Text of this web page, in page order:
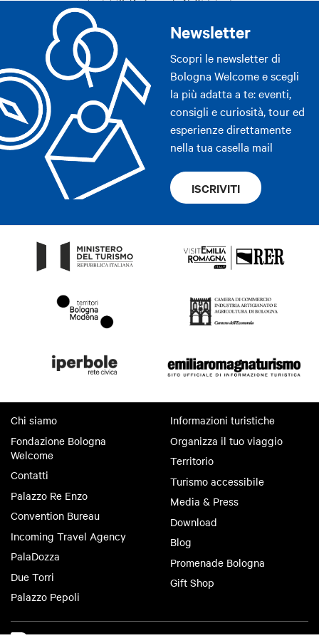
Newsletter
Scopri le newsletter di
Bologna Welcome e scegli
la più adatta a te: eventi,
consigli e curiosità, tour ed
esperienze direttamente
nella tua casella mail
ISCRIVITI
Chi siamo
Fondazione Bologna
Welcome
Contatti
Palazzo Re Enzo
Convention Bureau
Incoming Travel Agency
PalaDozza
Due Torri
Palazzo Pepoli
Informazioni turistiche
Organizza il tuo viaggio
Territorio
Turismo accessibile
Media & Press
Download
Blog
Promenade Bologna
Gift Shop